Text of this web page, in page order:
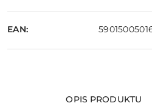
EAN:
OPIS PRODUKTU